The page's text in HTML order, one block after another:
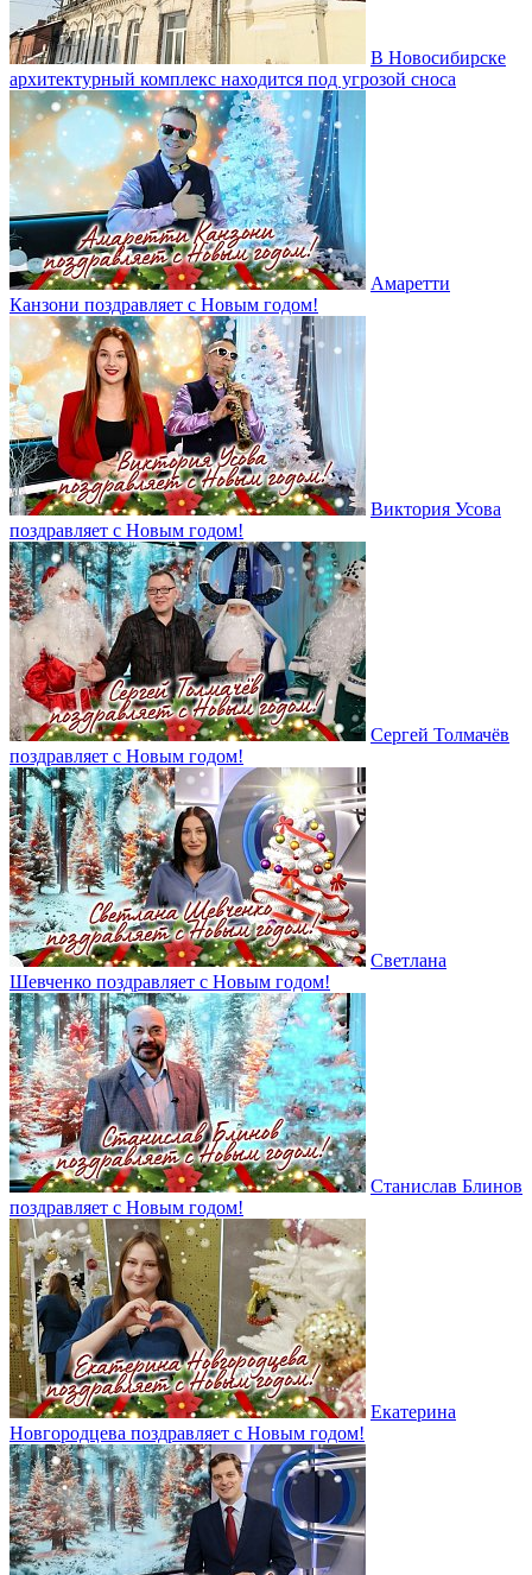
В Новосибирске
архитектурный комплекс находится под угрозой сноса
Амаретти
Канзони поздравляет с Новым годом!
Виктория Усова
поздравляет с Новым годом!
Сергей Толмачёв
поздравляет с Новым годом!
Светлана
Шевченко поздравляет с Новым годом!
Станислав Блинов
поздравляет с Новым годом!
Екатерина
Новгородцева поздравляет с Новым годом!